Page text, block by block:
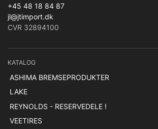
+45 48 18 84 87
jl@jtimport.dk
CVR 32894100
KATALOG
ASHIMA BREMSEPRODUKTER
LAKE
REYNOLDS - RESERVEDELE !
VEETIRES